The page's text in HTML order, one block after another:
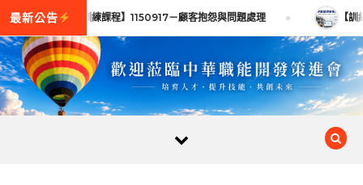
Skip to content
【訓練課程】1150917－顧客抱怨與問題處理 【